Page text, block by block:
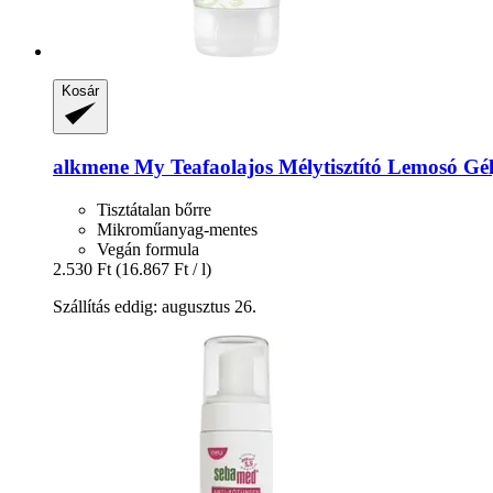
Kosár
alkmene My Teafaolajos Mélytisztító Lemosó
Tisztátalan bőrre
Mikroműanyag-mentes
Vegán formula
2.530 Ft (16.867 Ft / l)
Szállítás eddig: augusztus 26.